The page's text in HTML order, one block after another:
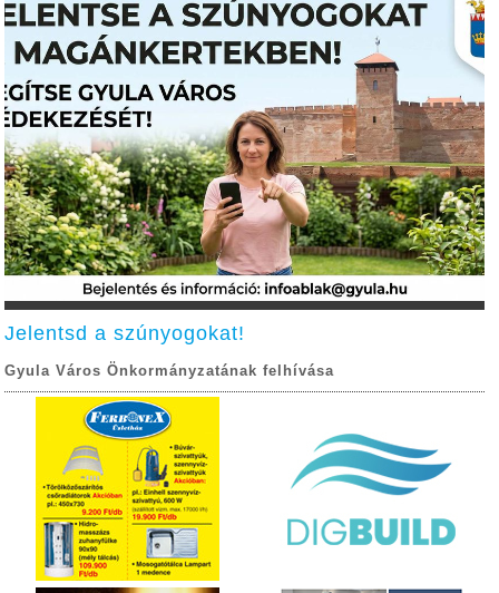
Jelentsd a szúnyogokat!
Gyula Város Önkormányzatának felhívása